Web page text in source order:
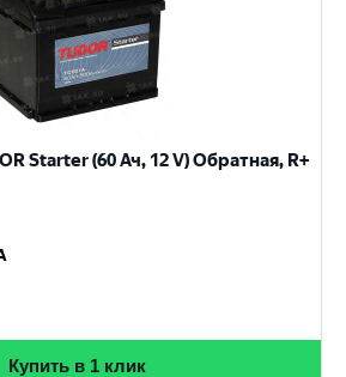
Starter (60 Ач, 12 V) Обратная, R+
Купить в 1 клик